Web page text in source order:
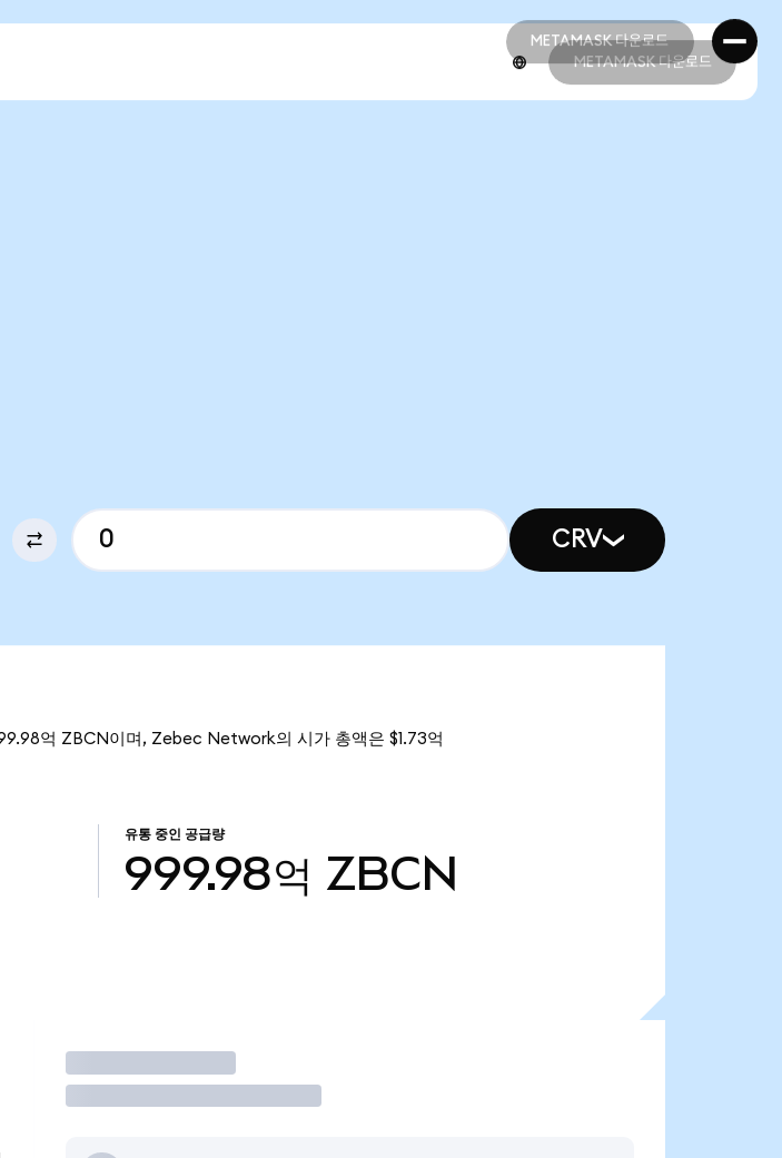
METAMASK 다운로드
METAMASK 다운로드
METAMASK 다운로드
CRV
억 ZBCN이며, Zebec Network의 시가 총액은 $1.73억
유통 중인 공급량
999.98억 ZBCN
거래